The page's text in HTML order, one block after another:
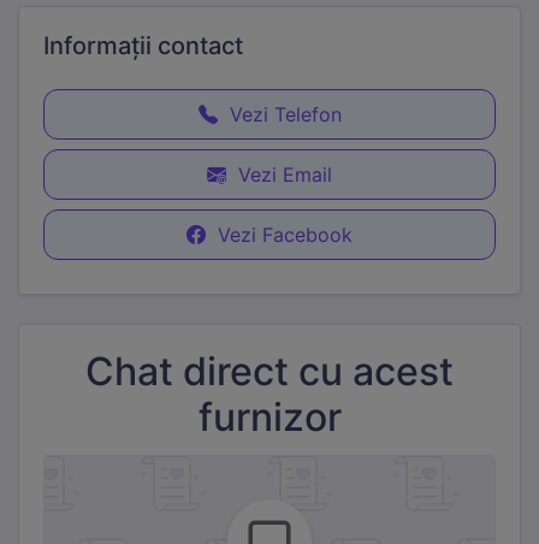
Informații contact
Vezi Telefon
Vezi Email
Vezi Facebook
Chat direct cu acest
furnizor
Marketing
Cookie-urile de marketing sunt folosite pentru a urmări
vizitatorii pe site-uri web și a afișa reclame relevante.